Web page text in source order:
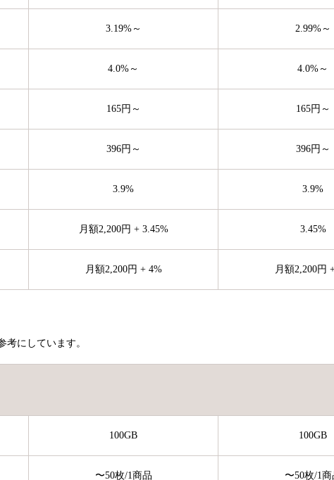
3.19%～ 2.99%～
4.0%～ 4.0%～
165円～ 165円～
396円～ 396円～
3.9% 3.9%
月額2,200円 + 3.45% 3.45%
月額2,200円 + 4% 月額2,200円
考にしています。
100GB 100GB
〜50枚/1商品 〜50枚/1商